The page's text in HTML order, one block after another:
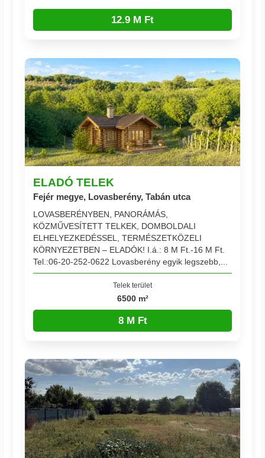
12.9 M Ft
ELADÓ TELEK
Fejér megye, Lovasberény, Tabán utca
LOVASBERÉNYBEN, PANORÁMÁS,
KÖZMŰVESÍTETT TELKEK, DOMBOLDALI
ELHELYEZKEDÉSSEL, TERMÉSZETKÖZELI
KÖRNYEZETBEN – ELADÓK! I.á.: 8 M Ft.-16 M Ft.
Tel.:06-20-252-0622 Lovasberény egyik legszebb,...
Telek terület
6500 m²
8 M Ft